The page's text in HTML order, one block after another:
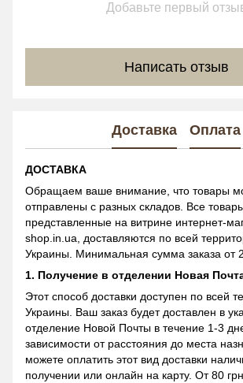
Добавьте первый
Написать отзыв
Доставка Оплата
ДОСТАВКА
Обращаем ваше внимание, что товары
отправлены с разных складов. Все
представленные на витрине интернет-
shop.in.ua, доставляются по всей
Украины. Минимальная сумма заказа от
1. Получение в отделении Новая
Этот способ доставки доступен по всей
Украины. Ваш заказ будет доставлен в
отделение Новой Почты в течение 1-3
зависимости от расстояния до места
можете оплатить этот вид доставки
получении или онлайн на карту. От 80 грн.